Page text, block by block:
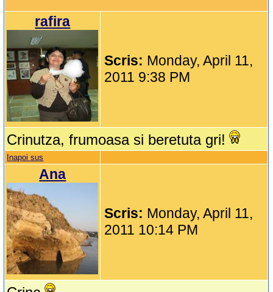
rafira
Scris: Monday, April 11,
2011 9:38 PM
Crinutza, frumoasa si beretuta gri!
Inapoi sus
Ana
Scris: Monday, April 11,
2011 10:14 PM